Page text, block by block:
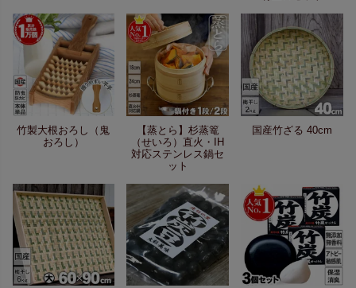
竹製大根おろし（鬼
おろし）
【蒸とら】杉蒸篭
（せいろ）直火・IH
対応ステンレス鍋セ
ット
国産竹ざる 40cm